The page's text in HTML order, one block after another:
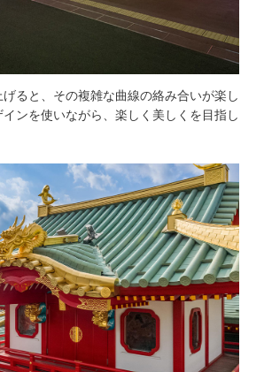
ると、その複雑な曲線の絡み合いが楽し
ンを使いながら、楽しく美しくを目指し